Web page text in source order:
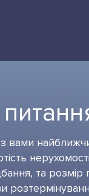
вами
та розмір